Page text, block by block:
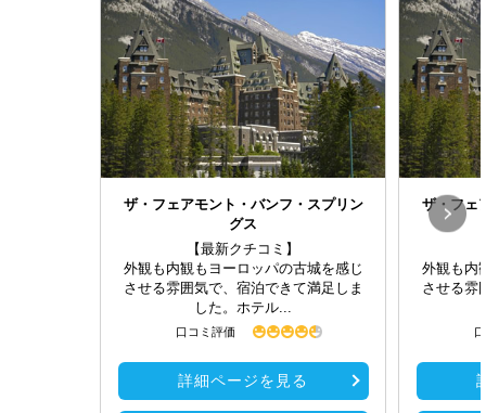
ザ・フェアモント・バンフ・スプリン
グス
【最新クチコミ】
外観も内観もヨーロッパの古城を感じ
させる雰囲気で、宿泊できて満足しま
した。ホテル...
口コミ評価
詳細ページを見る
ザ・フェ
外観も内
させる雰